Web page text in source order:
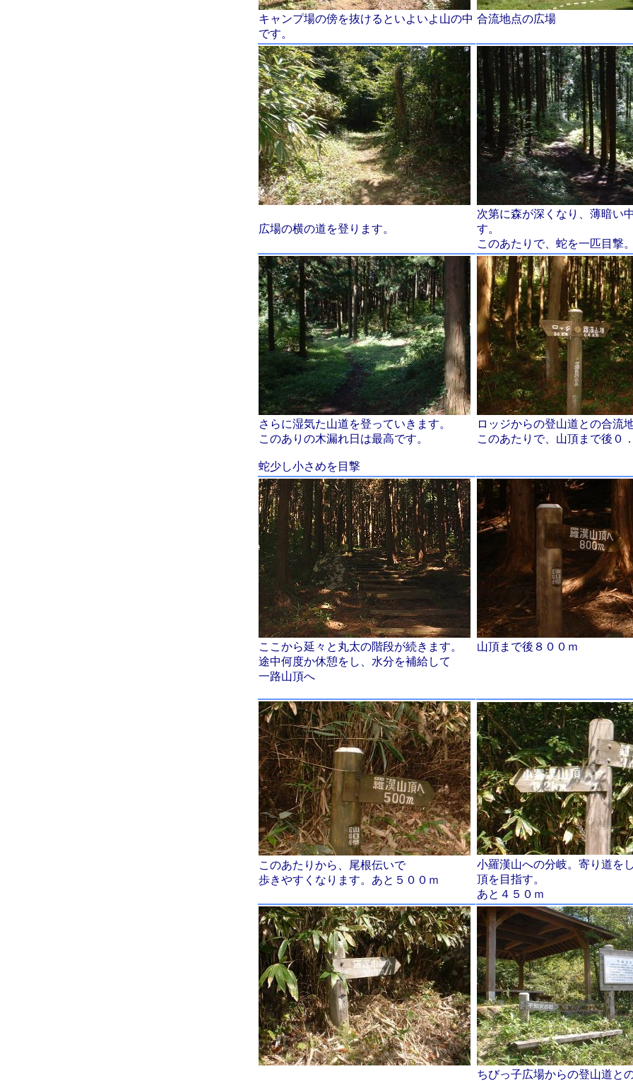
キャンプ場の傍を抜けるといよいよ山の中
です。
合流地点の広場
広場の横の道を登ります。
次第に森が深くなり、薄暗い
す。
このあたりで、蛇を一匹目撃
さらに湿気た山道を登っていきます。
このありの木漏れ日は最高です。
蛇少し小さめを目撃
ロッジからの登山道との合流
このあたりで、山頂まで後０
ここから延々と丸太の階段が続きます。
途中何度か休憩をし、水分を補給して
一路山頂へ
山頂まで後８００ｍ
このあたりから、尾根伝いで
歩きやすくなります。あと５００ｍ
小羅漢山への分岐。寄り道を
頂を目指す。
あと４５０ｍ
ちびっ子広場からの登山道と